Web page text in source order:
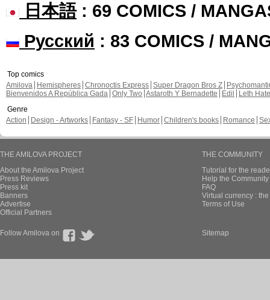
日本語: 69 COMICS /
Русский : 83 COMICS /
Top comics
Amilova
Hemispheres Chronoctis Express Super Dragon Bros Z
Bienvenidos A República Gada Only Two Astaroth Y Bernadette Edil
Leth Hate
Genre
Action
Design - Artworks Fantasy - SF Humor Children's books Romance
THE AMILOVA PROJECT
About the Amilova Project
Press Reviews
Press kit
Banners
Advertise
Official Partners
THE COMMUNITY
Tutorial for the
Help the
FAQ
Virtual currency :
Terms of Use
Follow Amilova on Sitemap